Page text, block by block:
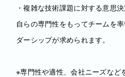
・複雑な技術課題に対する意思
自らの専門性をもってチームを
ダーシップが求められます。
※専門性や適性、会社ニーズなど